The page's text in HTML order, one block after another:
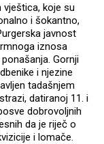
vještica, koje su
i šokantno,
javnost
iznosa
Gornji
i njezine
tadašnjem
datiranoj 11. i
dobrovoljnih
da je riječ o
i lomače.